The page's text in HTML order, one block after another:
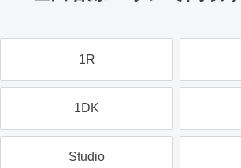
1R
1DK
Studio